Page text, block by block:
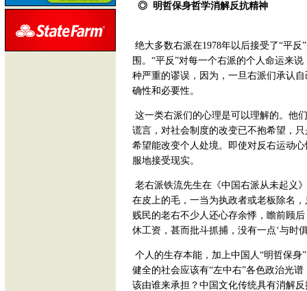
◎ 明哲保身哲学消解反抗精神
绝大多数右派在1978年以后接受了“平
围。“平反”对每一个右派的个人命运来
种严重的谬误，因为，一旦右派们承认
确性和必要性。
这一类右派们的心理是可以理解的。他
谎言，对社会制度的改变已不抱希望，
希望能改变个人处境。即使对反右运动
服地接受现实。
老右派铁流先生在《中国右派从未起义
在皮上的毛，一当为执政者或老板除名
贱民的老右不少人还心存余悸，瞻前顾
休工资，甚而批斗抓捕，没有一点‘与时
个人的生存本能，加上中国人“明哲保
健全的社会应该有“左中右”各色政治光
该由谁来承担？中国文化传统具有消解